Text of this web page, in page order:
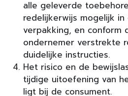
alle geleverde
redelijkerwijs mogelijk
verpakking, en conform
ondernemer verstrekte
duidelijke instructies.
Het risico en de
tijdige uitoefening van
ligt bij de consument.